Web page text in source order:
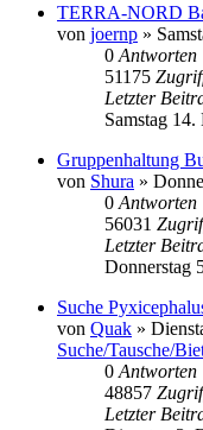
TERRA-NORD
von joernp »
0 Antworten
51175
Letzter
Samstag
Gruppenhaltung
von Shura »
0 Antworten
56031
Letzter
Donnerstag
Suche
von Quak »
Suche/Tausche/
0 Antworten
48857
Letzter